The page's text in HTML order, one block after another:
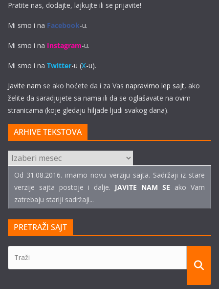
Pratite nas, dodajte, lajkujte ili se prijavite!
Mi smo i na Facebook-u.
Mi smo i na Instagram-u.
Mi smo i na Twitter-u (X-u).
Javite nam se ako hoćete da i za Vas napravimo lep sajt, ako
želite da saradjujete sa nama ili da se oglašavate na ovim
stranicama (koje gledaju hiljade ljudi svakog dana).
ARHIVE TEKSTOVA
ARHIVE
TEKSTOVA
Od 31.08.2016. imamo novu verziju sajta. Sadržaji iz stare
verzije sajta postoje i dalje. JAVITE NAM SE ako Vam
zatrebaju stariji sadržaji...
PRETRAŽI SAJT